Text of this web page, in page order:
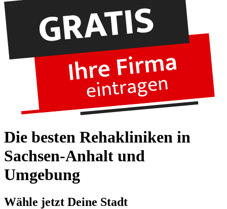
Die besten Rehakliniken in
Sachsen-Anhalt und
Umgebung
Wähle jetzt Deine Stadt